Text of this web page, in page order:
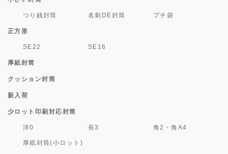
つり銭封筒 名刺DE封筒 プチ袋
正方形
SE22 SE16
厚紙封筒
クッション封筒
新入荷
少ロット印刷対応封筒
洋0 長3 角2・角A4
厚紙封筒(小ロット)